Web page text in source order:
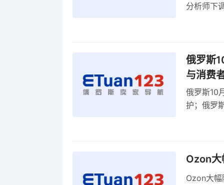
分析师下
俄罗斯
与消费
俄罗斯10
护；俄罗
Ozon大
Ozon大